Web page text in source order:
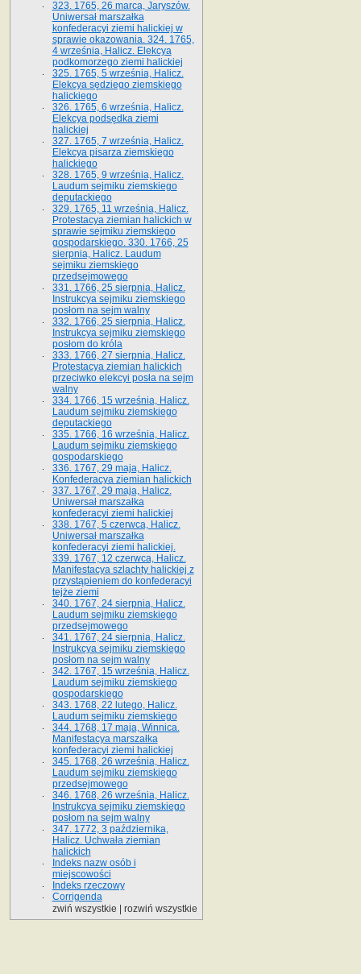
323. 1765, 26 marca, Jaryszów.
Uniwersał marszałka
konfederacyi ziemi halickiej w
sprawie okazowania. 324. 1765,
4 września, Halicz. Elekcya
podkomorzego ziemi halickiej
325. 1765, 5 września, Halicz.
Elekcya sędziego ziemskiego
halickiego
326. 1765, 6 września, Halicz.
Elekcya podsędka ziemi
halickiej
327. 1765, 7 września, Halicz.
Elekcya pisarza ziemskiego
halickiego
328. 1765, 9 września, Halicz.
Laudum sejmiku ziemskiego
deputackiego
329. 1765, 11 września, Halicz.
Protestacya ziemian halickich w
sprawie sejmiku ziemskiego
gospodarskiego. 330. 1766, 25
sierpnia, Halicz. Laudum
sejmiku ziemskiego
przedsejmowego
331. 1766, 25 sierpnia, Halicz.
Instrukcya sejmiku ziemskiego
posłom na sejm walny
332. 1766, 25 sierpnia, Halicz.
Instrukcya sejmiku ziemskiego
posłom do króla
333. 1766, 27 sierpnia, Halicz.
Protestacya ziemian halickich
przeciwko elekcyi posła na sejm
walny
334. 1766, 15 września, Halicz.
Laudum sejmiku ziemskiego
deputackiego
335. 1766, 16 września, Halicz.
Laudum sejmiku ziemskiego
gospodarskiego
336. 1767, 29 maja, Halicz.
Konfederacya ziemian halickich
337. 1767, 29 maja, Halicz.
Uniwersał marszałka
konfederacyi ziemi halickiej
338. 1767, 5 czerwca, Halicz.
Uniwersał marszałka
konfederacyi ziemi halickiej.
339. 1767, 12 czerwca, Halicz.
Manifestacya szlachty halickiej z
przystąpieniem do konfederacyi
tejże ziemi
340. 1767, 24 sierpnia, Halicz.
Laudum sejmiku ziemskiego
przedsejmowego
341. 1767, 24 sierpnia, Halicz.
Instrukcya sejmiku ziemskiego
posłom na sejm walny
342. 1767, 15 września, Halicz.
Laudum sejmiku ziemskiego
gospodarskiego
343. 1768, 22 lutego, Halicz.
Laudum sejmiku ziemskiego
344. 1768, 17 maja, Winnica.
Manifestacya marszałka
konfederacyi ziemi halickiej
345. 1768, 26 września, Halicz.
Laudum sejmiku ziemskiego
przedsejmowego
346. 1768, 26 września, Halicz.
Instrukcya sejmiku ziemskiego
posłom na sejm walny
347. 1772, 3 października,
Halicz. Uchwała ziemian
halickich
Indeks nazw osób i
miejscowości
Indeks rzeczowy
Corrigenda
zwiń wszystkie
rozwiń wszystkie